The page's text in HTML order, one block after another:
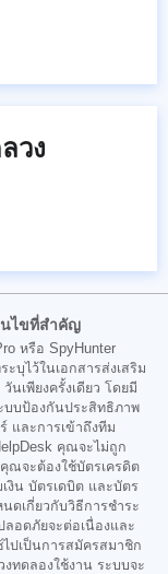
วง
นไขที่สำคัญ
หรือ SpyHunter
บุไว้ในเอกสารส่งเสริม
นเพียงครั้งเดียว โดยมี
บบป้องกันประสิทธิภาพ
และการเข้าถึงทีม
คุณจะไม่ถูก
คุณจะต้องใช้บัตรเครดิต
งิน บัตรเดบิต และบัตร
ดเกี่ยวกับวิธีการชำระ
อดภัยจะต่อเนื่องและ
ปเป็นการสมัครสมาชิก
ทดลองใช้งาน ระบบจะ